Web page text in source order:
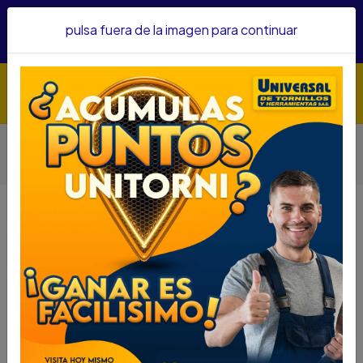
confianza&nbsp;Recibe un KIT PARRILLERO por compras
Inicio Herramientas
Herramienta Manual
Otras Herramientas Manuales
ZORRA DE CARGA PLEGABLE WOLFOX WF0724 90KG
ZORRA DE CARGA PLEGABLE
WOLFOX WF0724 90KG
DESCRIPCIÓN
ZORRA DE CARGA PLEGABLE
WOLFOX WF0724 90KG
SKU : 75550049
pulsa fuera de la imagen para continuar